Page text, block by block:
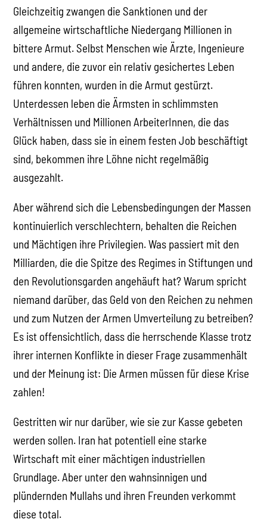
Gleichzeitig zwangen die Sanktionen und der
allgemeine wirtschaftliche Niedergang Millionen in
bittere Armut. Selbst Menschen wie Ärzte, Ingenieure
und andere, die zuvor ein relativ gesichertes Leben
führen konnten, wurden in die Armut gestürzt.
Unterdessen leben die Ärmsten in schlimmsten
Verhältnissen und Millionen ArbeiterInnen, die das
Glück haben, dass sie in einem festen Job beschäftigt
sind, bekommen ihre Löhne nicht regelmäßig
ausgezahlt.
Aber während sich die Lebensbedingungen der Massen
kontinuierlich verschlechtern, behalten die Reichen
und Mächtigen ihre Privilegien. Was passiert mit den
Milliarden, die die Spitze des Regimes in Stiftungen und
den Revolutionsgarden angehäuft hat? Warum spricht
niemand darüber, das Geld von den Reichen zu nehmen
und zum Nutzen der Armen Umverteilung zu betreiben?
Es ist offensichtlich, dass die herrschende Klasse trotz
ihrer internen Konflikte in dieser Frage zusammenhält
und der Meinung ist: Die Armen müssen für diese Krise
zahlen!
Gestritten wir nur darüber, wie sie zur Kasse gebeten
werden sollen. Iran hat potentiell eine starke
Wirtschaft mit einer mächtigen industriellen
Grundlage. Aber unter den wahnsinnigen und
plündernden Mullahs und ihren Freunden verkommt
diese total.